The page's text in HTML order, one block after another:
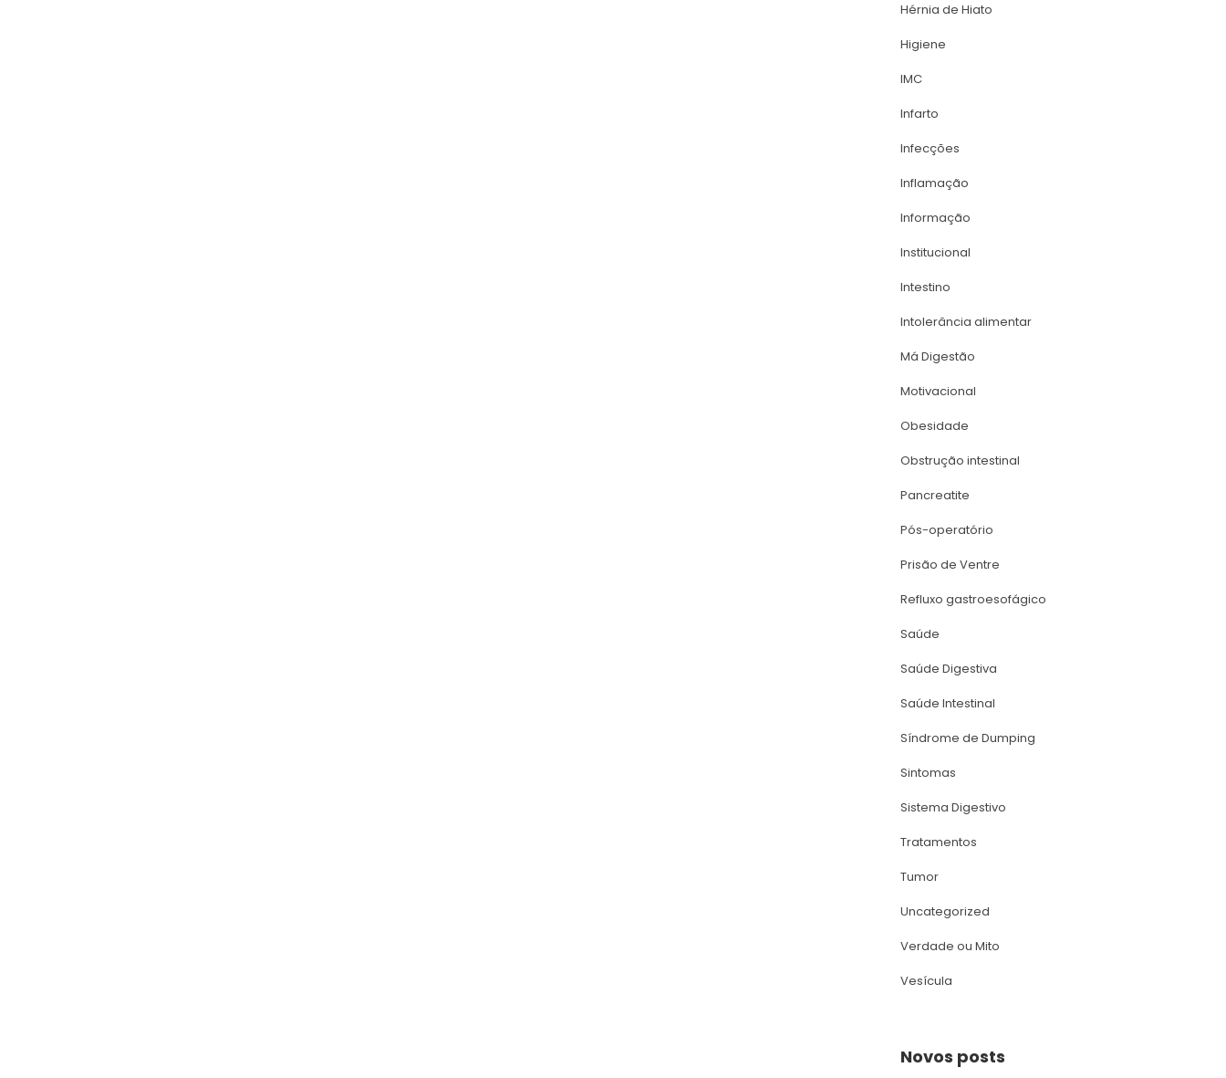
Hérnia de Hiato
Higiene
IMC
Infarto
Infecçõe
Inflamação
Informação
Institucional
Intestino
Intolerância alimentar
Má Digestão
Motivacional
Obesidade
Obstrução intestinal
Pancreatite
Pós-operatório
Prisão de Ventre
Refluxo gastroesofágico
Saúde
Saúde Digestiva
Saúde Intestinal
Síndrome de Dumping
Sintoma
Sistema Digestivo
Tratamento
Tumor
Uncategorized
Verdade ou Mito
Vesícula
Novos post